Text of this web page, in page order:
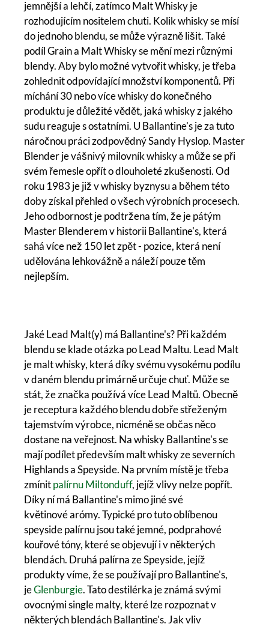
jemnější a lehčí, zatímco Malt Whisky je
rozhodujícím nositelem chuti. Kolik whisky se mísí
do jednoho blendu, se může výrazně lišit. Také
podíl Grain a Malt Whisky se mění mezi různými
blendy. Aby bylo možné vytvořit whisky, je třeba
zohlednit odpovídající množství komponentů. Při
míchání 30 nebo více whisky do konečného
produktu je důležité vědět, jaká whisky z jakého
sudu reaguje s ostatními. U Ballantine's je za tuto
náročnou práci zodpovědný Sandy Hyslop. Master
Blender je vášnivý milovník whisky a může se při
svém řemesle opřít o dlouholeté zkušenosti. Od
roku 1983 je již v whisky byznysu a během této
doby získal přehled o všech výrobních procesech.
Jeho odbornost je podtržena tím, že je pátým
Master Blenderem v historii Ballantine's, která
sahá více než 150 let zpět - pozice, která není
udělována lehkovážně a náleží pouze těm
nejlepším.
Jaké Lead Malt(y) má Ballantine's? Při každém
blendu se klade otázka po Lead Maltu. Lead Malt
je malt whisky, která díky svému vysokému podílu
v daném blendu primárně určuje chuť. Může se
stát, že značka používá více Lead Maltů. Obecně
je receptura každého blendu dobře střeženým
tajemstvím výrobce, nicméně se občas něco
dostane na veřejnost. Na whisky Ballantine's se
mají podílet především malt whisky ze severních
Highlands a Speyside. Na prvním místě je třeba
zmínitpalírnu Miltonduff, jejíž vlivy nelze popřít.
Díky ní má Ballantine's mimo jiné své
květinové arómy. Typické pro tuto oblíbenou
speyside palírnu jsou také jemné, podprahové
kouřové tóny, které se objevují i v některých
blendách. Druhá palírna ze Speyside, jejíž
produkty víme, že se používají pro Ballantine's,
jeGlenburgie. Tato destilérka je známá svými
ovocnými single malty, které lze rozpoznat v
některých blendách Ballantine's. Jak vliv